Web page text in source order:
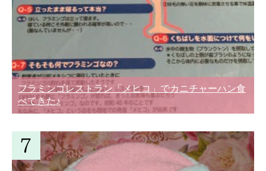
フラミンゴレストラン「メヒコ」でカニチャーハン食
べてきた♪